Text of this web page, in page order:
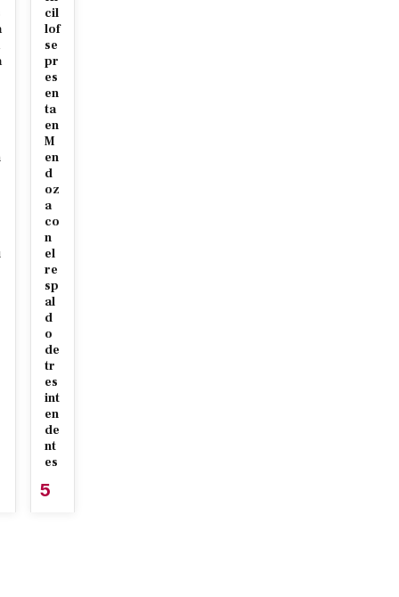
cil
lof
se
pr
es
en
ta
en
M
en
d
oz
a
co
n
el
re
sp
al
d
o
de
tr
es
int
en
de
nt
es
5